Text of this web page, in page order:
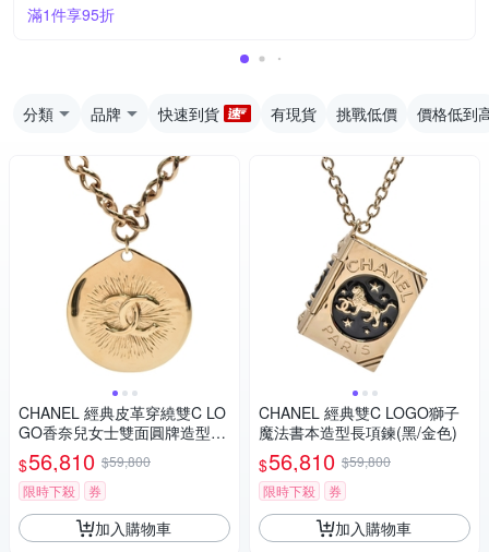
滿1件享95折
分類 品牌 快速到貨 有現貨 挑戰低價 價格低到
CHANEL 經典皮革穿繞雙C LO
GO香奈兒女士雙面圓牌造型項
鍊(黑/金色)
$56,810 $59,800
限時下殺
券
加入購物車
CHANEL 經典雙C LOGO獅子
魔法書本造型長項鍊(黑/金色)
$56,810 $59,800
限時下殺
券
加入購物車